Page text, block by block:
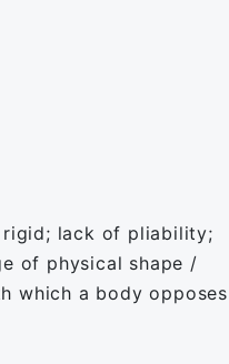
lack of pliability;
of physical shape /
which a body opposes